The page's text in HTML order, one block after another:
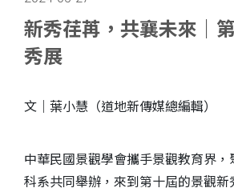
新秀荏苒，共襄未來｜
秀展
文｜葉小慧（道地新傳媒總編輯）
中華民國景觀學會攜手景觀教育界，
科系共同舉辦，來到第十屆的景觀新